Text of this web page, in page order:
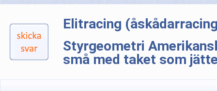
Elitracing
Styrgeometri
små med taket som